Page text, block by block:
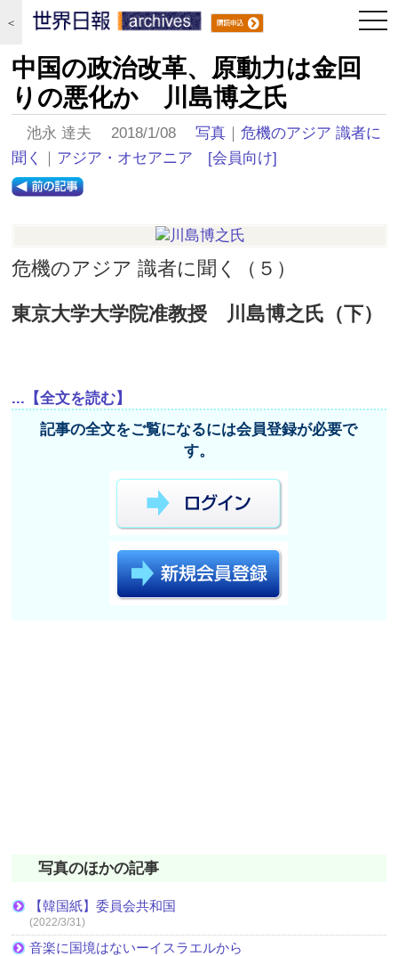
＜
中国の政治改革、原動力は金回
りの悪化か 川島博之氏
池永 達夫 2018/1/08写真 ｜危機のアジア 識者に
聞く
｜ アジア・オセアニア [会員向け]
危機のアジア 識者に聞く（５）
東京大学大学院准教授 川島博之氏（下）
...【全文を読む】
記事の全文をご覧になるには会員登録が必要で
す。
写真のほかの記事
【韓国紙】委員会共和国
(2022/3/31)
音楽に国境はないーイスラエルから